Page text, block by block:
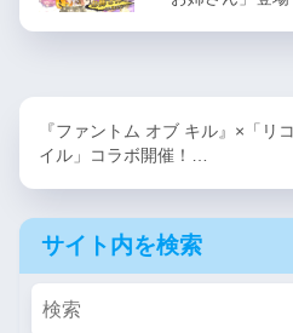
『ファントム オブ キル』×「リ
イル」コラボ開催！…
サイト内を検索